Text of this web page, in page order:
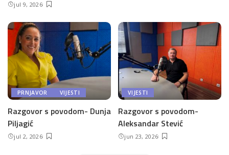
jul 9, 2026
PRNJAVOR VIJESTI
Razgovor s povodom- Dunja
Piljagić
jul 2, 2026
VIJESTI
Razgovor s povodom-
Aleksandar Stević
jun 23, 2026